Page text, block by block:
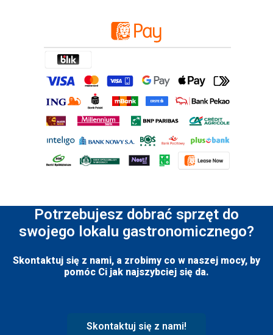
Potrzebujesz dobrać sprzęt do
swojego lokalu gastronomicznego?
Skontaktuj się z nami, a zrobimy co w naszej mocy, by
pomóc Ci jak najszybciej się da.
Skontaktuj się z nami!